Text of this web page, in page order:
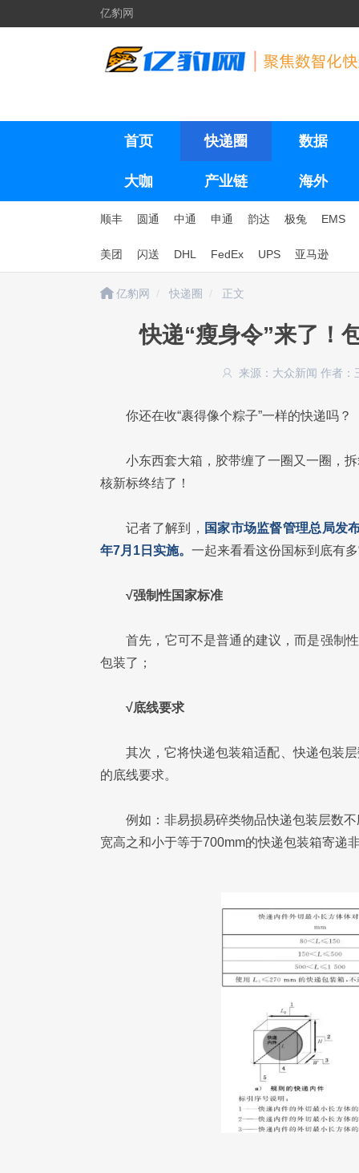
亿豹网
首页 快递圈 数据
大咖 产业链 海外
顺丰 圆通 中通 申通 韵达 极兔 EMS
美团 闪送 DHL FedEx UPS 亚马逊
亿豹网 快递圈 正文
快递“瘦身令”来了！
来源：大众新闻 作者：
你还在收“裹得像个粽子”一样的快递吗？
小东西套大箱，胶带缠了一圈又一圈，
核新标终结了！
记者了解到， 国家市场监督管理总局发
年7月1日实施。 一起来看看这份国标到底有
√强制性国家标准
首先，它可不是普通的建议，而是强制
包装了；
√底线要求
其次，它将快递包装箱适配、快递包装
的底线要求。
例如：非易损易碎类物品快递包装层数
宽高之和小于等于700mm的快递包装箱寄递